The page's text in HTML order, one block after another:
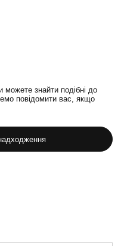
знайти подібні до
повідомити вас, якщо